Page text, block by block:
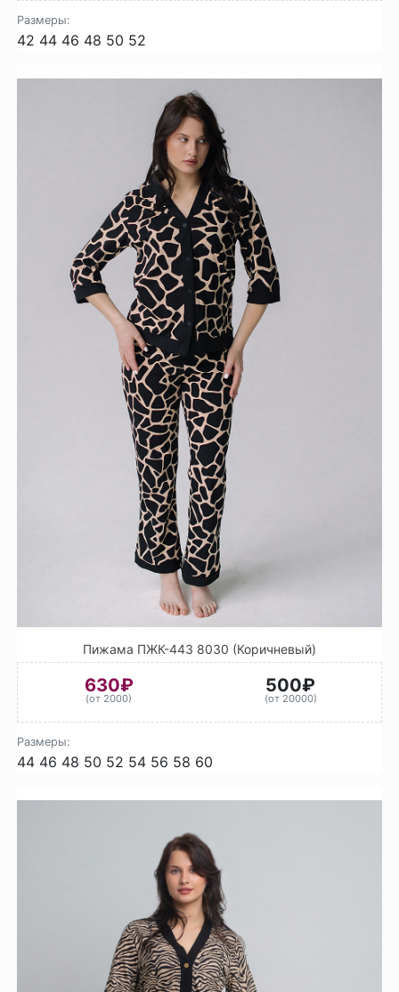
Размеры:
42 44 46 48 50 52
Пижама ПЖК-443 8030 (Коричневый)
630₽
(от 2000)
500₽
(от 20000)
Размеры:
44 46 48 50 52 54 56 58 60